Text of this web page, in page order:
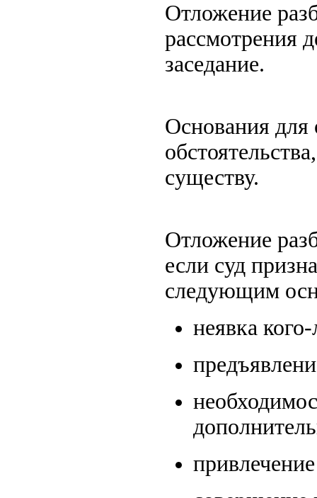
Отложение
рассмотрения
заседание.
Основания для
существу.
Отложение
если суд
следующим
неявка